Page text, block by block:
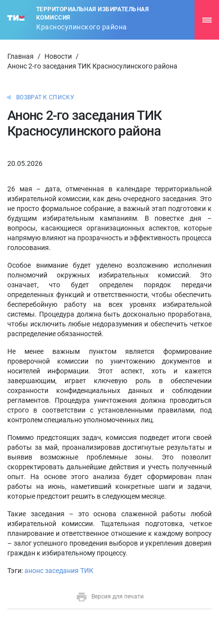
ТЕРРИТОРИАЛЬНАЯ ИЗБИРАТЕЛЬНАЯ
КОМИССИЯ
Красносулинского района
Главная / Новости
/
Анонс 2-го заседания ТИК Красносулинского района
ВОЗВРАТ К СПИСКУ
Анонс 2-го заседания ТИК
Красносулинского района
20.05.2026
26 мая – дата, отмеченная в календаре территориальной
избирательной комиссии, как день очередного заседания. Это
не просто формальное собрание, а важный этап подготовки к
будущим избирательным кампаниям. В повестке дня –
вопросы, касающиеся организационных аспектов, которые
напрямую влияют на прозрачность и эффективность процесса
голосования.
Особое внимание будет уделено возложению исполнения
полномочий окружных избирательных комиссий. Это
означает, что будет определен порядок передачи
определенных функций и ответственности, чтобы обеспечить
бесперебойную работу на всех уровнях избирательной
системы. Процедура должна быть досконально проработана,
чтобы исключить любые недоразумения и обеспечить четкое
распределение обязанностей.
Не менее важным пунктом является формирование
проверочной комиссии по уничтожению документов и
носителей информации. Этот аспект, хоть и кажется
завершающим, играет ключевую роль в обеспечении
сохранности конфиденциальных данных и соблюдении
регламентов. Процедура уничтожения должна проводиться
строго в соответствии с установленными правилами, под
контролем специально уполномоченных лиц.
Помимо предстоящих задач, комиссия подведет итоги своей
работы за май, проанализировав достигнутые результаты и
выявив возможные проблемные зоны. Это позволит
скорректировать дальнейшие действия и учесть полученный
опыт. На основе этого анализа будет сформирован план
работы на июнь, наметивший конкретные шаги и задачи,
которые предстоит решить в следующем месяце.
Такие заседания – это основа слаженной работы любой
избирательной комиссии. Тщательная подготовка, четкое
планирование и ответственное отношение к каждому вопросу
– залог успешного проведения выборов и укрепления доверия
граждан к избирательному процессу.
Тэги:анонс заседания ТИК
Версия для печати